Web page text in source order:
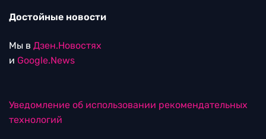
Достойные новости
Мы в Дзен.Новостях
и Google.News
Уведомление об использовании рекомендательных
технологий